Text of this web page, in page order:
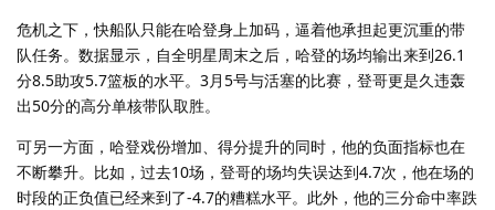
危机之下，快船队只能在哈登身上加码，逼着他承担起更沉重的带
队任务。数据显示，自全明星周末之后，哈登的场均输出来到26.1
分8.5助攻5.7篮板的水平。3月5号与活塞的比赛，登哥更是久违轰
出50分的高分单核带队取胜。
可另一方面，哈登戏份增加、得分提升的同时，他的负面指标也在
不断攀升。比如，过去10场，登哥的场均失误达到4.7次，他在场的
时段的正负值已经来到了-4.7的糟糕水平。此外，他的三分命中率跌